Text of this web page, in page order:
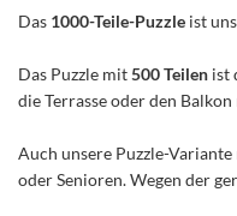
Das 1000-Teile-Puzzle ist
Das Puzzle mit500 Teilen ist
die Terrasse oder den
Auch unsere Puzzle-
oder Senioren. Wegen der